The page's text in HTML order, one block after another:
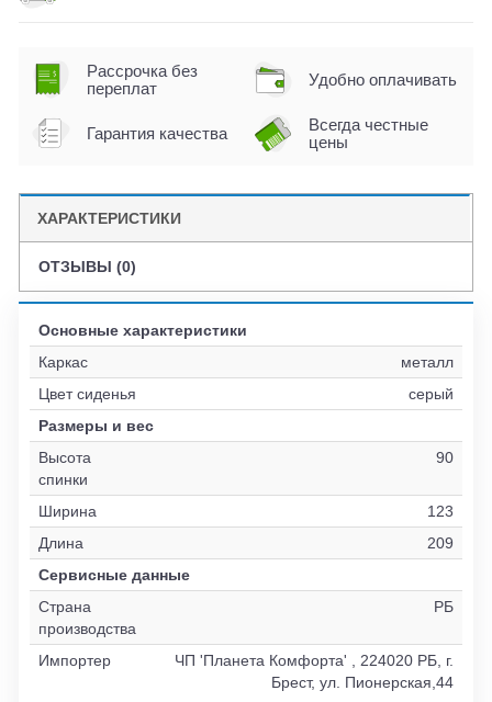
Рассрочка без
переплат
Удобно оплачивать
Гарантия качества
Всегда честные
цены
ХАРАКТЕРИСТИКИ
ОТЗЫВЫ (0)
Основные характеристики
Каркас
металл
Цвет сиденья
серый
Размеры и вес
Высота
спинки
90
Ширина
123
Длина
209
Сервисные данные
Страна
производства
РБ
Импортер
ЧП 'Планета Комфорта' , 224020 РБ, г.
Брест, ул. Пионерская,44